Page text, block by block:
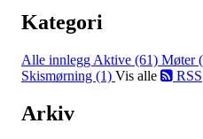
Kategori
Alle innlegg Aktive (61) Møter
Skismørning (1) Vis alle RSS
Arkiv